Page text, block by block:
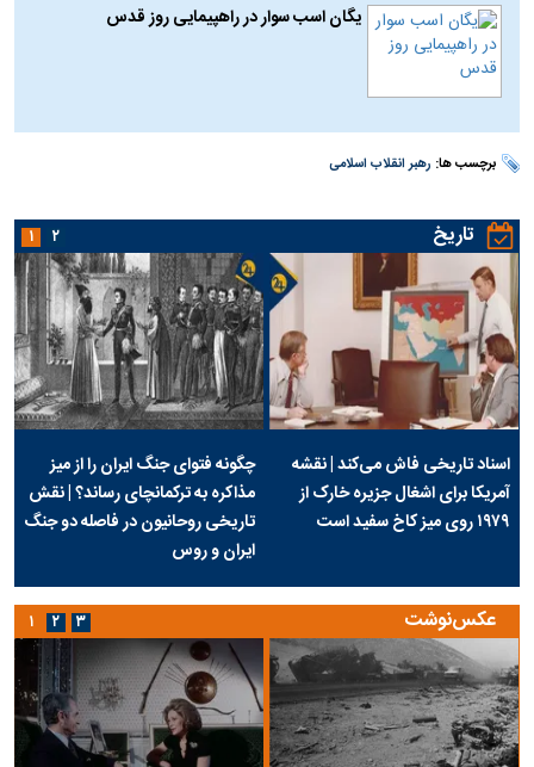
یگان اسب سوار در راهپیمایی روز قدس
برچسب ها: رهبر انقلاب اسلامی
تاریخ
اسناد تاریخی فاش می‌کند | نقشه
آمریکا برای اشغال جزیره خارک از
۱۹۷۹ روی میز کاخ سفید است
چگونه فتوای جنگ ایران را از میز
مذاکره به ترکمانچای رساند؟ | نقش
تاریخی روحانیون در فاصله دو جنگ
ایران و روس
۱ ۲
عکس‌نوشت ۱ ۲ ۳